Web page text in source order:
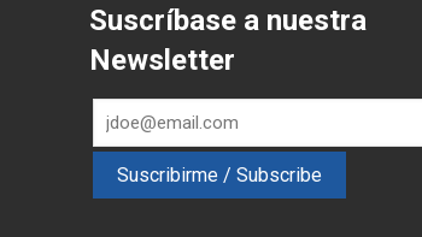
Suscríbase a nuestra
Newsletter